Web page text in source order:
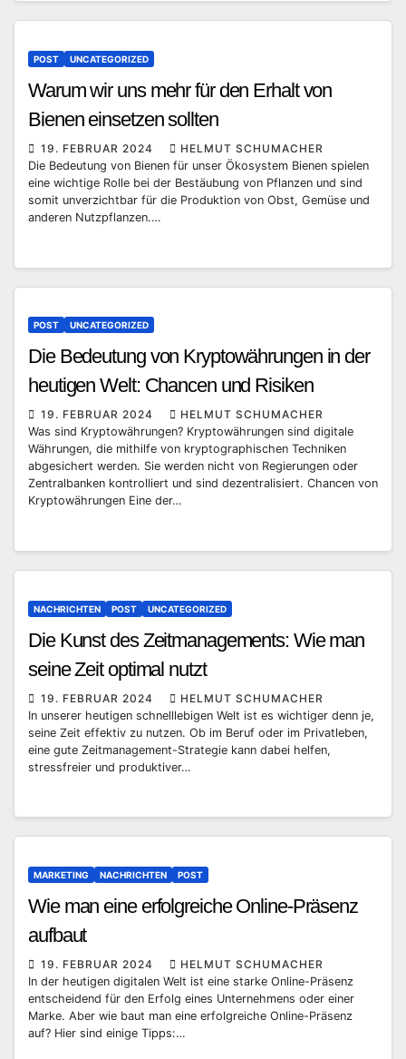
POST UNCATEGORIZED
Warum wir uns mehr für den Erhalt von
Bienen einsetzen sollten
19. FEBRUAR 2024
HELMUT SCHUMACHER
Die Bedeutung von Bienen für unser Ökosystem Bienen spielen
eine wichtige Rolle bei der Bestäubung von Pflanzen und sind
somit unverzichtbar für die Produktion von Obst, Gemüse und
anderen Nutzpflanzen.…
POST UNCATEGORIZED
Die Bedeutung von Kryptowährungen in der
heutigen Welt: Chancen und Risiken
19. FEBRUAR 2024
HELMUT SCHUMACHER
Was sind Kryptowährungen? Kryptowährungen sind digitale
Währungen, die mithilfe von kryptographischen Techniken
abgesichert werden. Sie werden nicht von Regierungen oder
Zentralbanken kontrolliert und sind dezentralisiert. Chancen von
Kryptowährungen Eine der…
NACHRICHTEN POST UNCATEGORIZED
Die Kunst des Zeitmanagements: Wie man
seine Zeit optimal nutzt
19. FEBRUAR 2024
HELMUT SCHUMACHER
In unserer heutigen schnelllebigen Welt ist es wichtiger denn je,
seine Zeit effektiv zu nutzen. Ob im Beruf oder im Privatleben,
eine gute Zeitmanagement-Strategie kann dabei helfen,
stressfreier und produktiver…
MARKETING NACHRICHTEN POST
Wie man eine erfolgreiche Online-Präsenz
aufbaut
19. FEBRUAR 2024
HELMUT SCHUMACHER
In der heutigen digitalen Welt ist eine starke Online-Präsenz
entscheidend für den Erfolg eines Unternehmens oder einer
Marke. Aber wie baut man eine erfolgreiche Online-Präsenz
auf? Hier sind einige Tipps:…